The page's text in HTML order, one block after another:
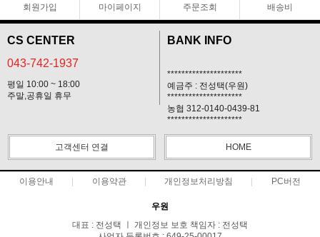
회원가입 마이페이지 주문조회 배송비
CS CENTER
043-742-1937
평일 10:00 ~ 18:00
주말,공휴일 휴무
BANK INFO
*********************
예금주 : 전성택(우원)
*********************
농협 312-0140-0439-81
*********************
고객센터 연결 HOME
이용안내 이용약관 개인정보처리방침 PC버전
우원
대표 : 전성택 ㅣ 개인정보 보호 책임자 : 전성택